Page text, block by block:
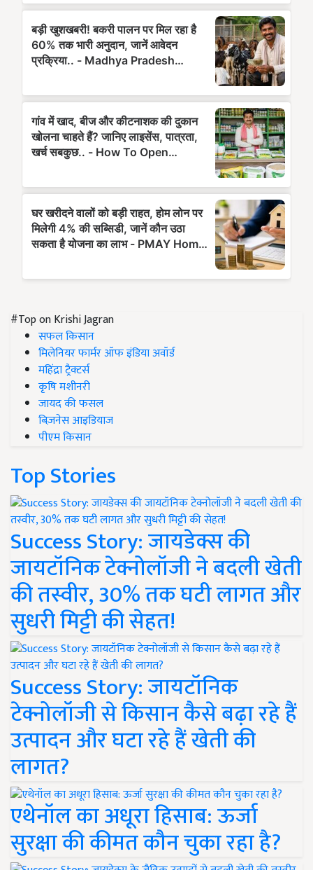
#Top on Krishi Jagran
सफल किसान
मिलेनियर फार्मर ऑफ इंडिया अवॉर्ड
महिंद्रा ट्रैक्टर्स
कृषि मशीनरी
जायद की फसल
बिज़नेस आइडियाज
पीएम किसान
Top Stories
Success Story: जायडेक्स की
जायटॉनिक टेक्नोलॉजी ने बदली खेती
की तस्वीर, 30% तक घटी लागत और
सुधरी मिट्टी की सेहत!
Success Story: जायटॉनिक
टेक्नोलॉजी से किसान कैसे बढ़ा रहे हैं
उत्पादन और घटा रहे हैं खेती की
लागत?
एथेनॉल का अधूरा हिसाब: ऊर्जा
सुरक्षा की कीमत कौन चुका रहा है?